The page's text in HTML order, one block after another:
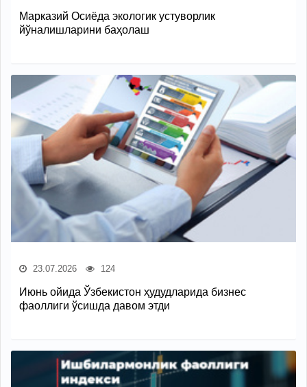
Марказий Осиёда экологик устуворлик
йўналишларини баҳолаш
23.07.2026 124
Июнь ойида Ўзбекистон ҳудудларида бизнес
фаоллиги ўсишда давом этди